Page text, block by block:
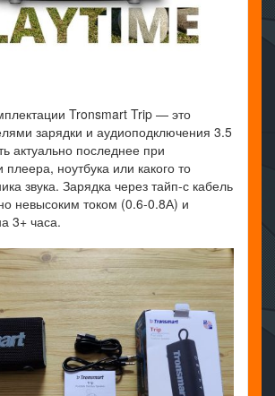
Tronsmart Trip — это
зарядки и аудиоподключения 3.5
актуально последнее при
плеера, ноутбука или какого то
звука. Зарядка через тайп-с кабель
невысоким током (0.6-0.8А) и
3+ часа.